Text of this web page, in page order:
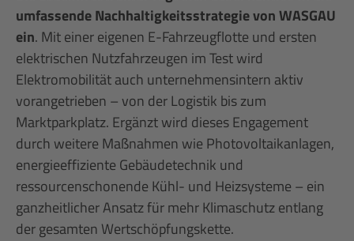
umfassende Nachhaltigkeitsstrategie von WASGAU
ein. Mit einer eigenen E-Fahrzeugflotte und ersten
elektrischen Nutzfahrzeugen im Test wird
Elektromobilität auch unternehmensintern aktiv
vorangetrieben – von der Logistik bis zum
Marktparkplatz. Ergänzt wird dieses Engagement
durch weitere Maßnahmen wie Photovoltaikanlagen,
energieeffiziente Gebäudetechnik und
ressourcenschonende Kühl- und Heizsysteme – ein
ganzheitlicher Ansatz für mehr Klimaschutz entlang
der gesamten Wertschöpfungskette.